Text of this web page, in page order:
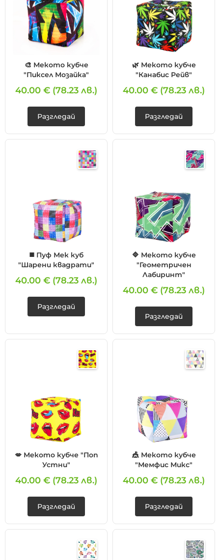
🎨 Мекото кубче
"Пиксел Мозайка"
40.00 € (78.23 лв.)
Разгледай
🌿 Мекото кубче
"Канабис Рейв"
40.00 € (78.23 лв.)
Разгледай
◼️ Пуф Мек куб
"Шарени квадрати"
40.00 € (78.23 лв.)
Разгледай
🔷 Мекото кубче
"Геометричен
Лабиринт"
40.00 € (78.23 лв.)
Разгледай
💋 Мекото кубче "Поп
Устни"
40.00 € (78.23 лв.)
Разгледай
🎪 Мекото кубче
"Мемфис Микс"
40.00 € (78.23 лв.)
Разгледай